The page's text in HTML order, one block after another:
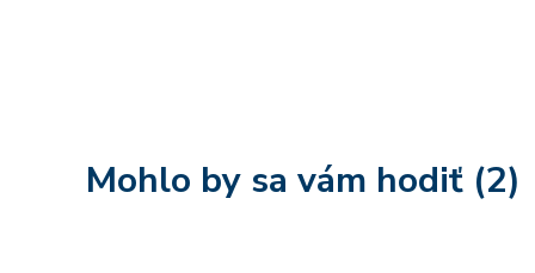
Mohlo by sa vám hodiť (2)